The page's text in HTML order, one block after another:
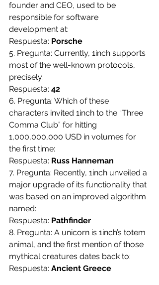
founder and CEO, used to be
responsible for software
development at:
Respuesta: Porsche
5. Pregunta: Currently, 1inch supports
most of the well-known protocols,
precisely:
Respuesta: 42
6. Pregunta: Which of these
characters invited 1inch to the “Three
Comma Club” for hitting
1,000,000,000 USD in volumes for
the first time:
Respuesta: Russ Hanneman
7. Pregunta: Recently, 1inch unveiled a
major upgrade of its functionality that
was based on an improved algorithm
named:
Respuesta: Pathfinder
8. Pregunta: A unicorn is 1inch’s totem
animal, and the first mention of those
mythical creatures dates back to:
Respuesta: Ancient Greece